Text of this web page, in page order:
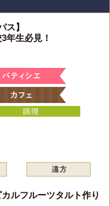
ス】
年生必見！
ルフルーツタルト作り